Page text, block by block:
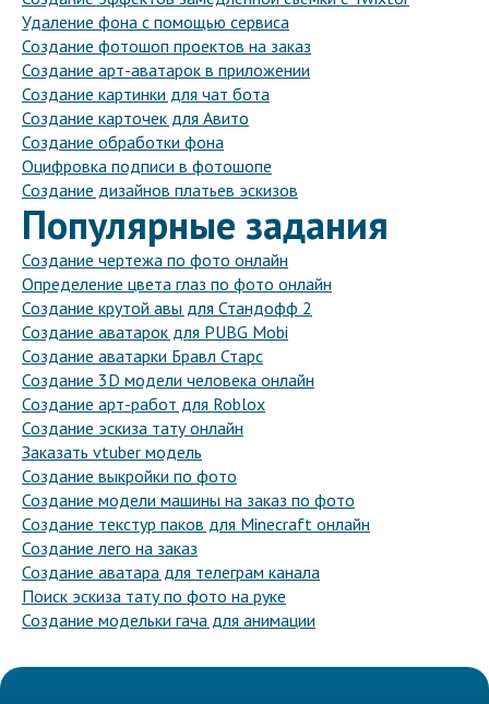
Удаление фона с помощью сервиса
Создание фотошоп проектов на заказ
Создание арт-аватарок в приложении
Создание картинки для чат бота
Создание карточек для Авито
Создание обработки фона
Оцифровка подписи в фотошопе
Создание дизайнов платьев эскизов
Популярные задания
Создание чертежа по фото онлайн
Определение цвета глаз по фото онлайн
Создание крутой авы для Стандофф 2
Создание аватарок для PUBG Mobi
Создание аватарки Бравл Старс
Создание 3D модели человека онлайн
Создание арт-работ для Roblox
Создание эскиза тату онлайн
Заказать vtuber модель
Создание выкройки по фото
Создание модели машины на заказ по фото
Создание текстур паков для Minecraft онлайн
Создание лего на заказ
Создание аватара для телеграм канала
Поиск эскиза тату по фото на руке
Создание модельки гача для анимации